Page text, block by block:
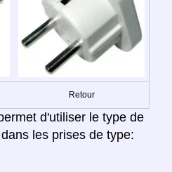
Retour
d'utiliser le type de
les prises de type: